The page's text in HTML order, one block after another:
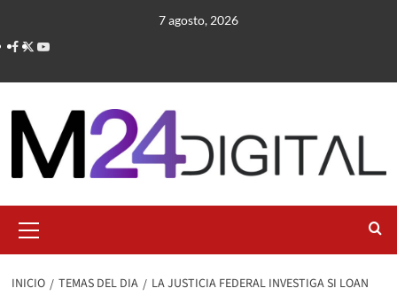
contenido
7 agosto, 2026
primario
INICIO TEMAS DEL DIA
LA JUSTICIA FEDERAL INVESTIGA SI LOAN